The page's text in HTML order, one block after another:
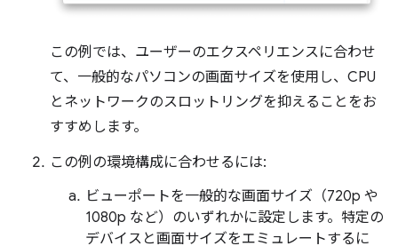
この例では、ユーザーのエクスペリエンスに合わせ
て、一般的なパソコンの画面サイズを使用し、CPU
とネットワークのスロットリングを抑えることをお
すすめします。
この例の環境構成に合わせるには:
ビューポートを一般的な画面サイズ（720p や
1080p など）のいずれかに設定します。特定の
デバイスと画面サイズをエミュレートするに